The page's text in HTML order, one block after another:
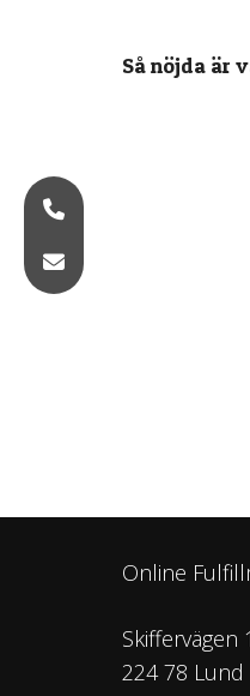
Så nöjda är
Online
Skiffervägen
224 78 Lund